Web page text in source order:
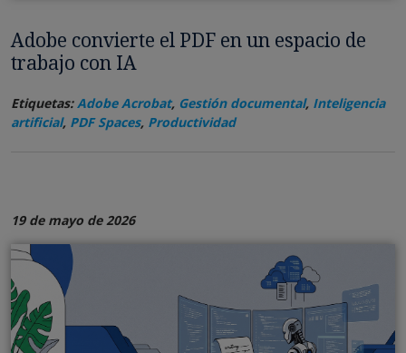
Adobe convierte el PDF en un espacio de
trabajo con IA
Etiquetas: Adobe Acrobat, Gestión documental, Inteligencia
artificial, PDF Spaces, Productividad
19 de mayo de 2026